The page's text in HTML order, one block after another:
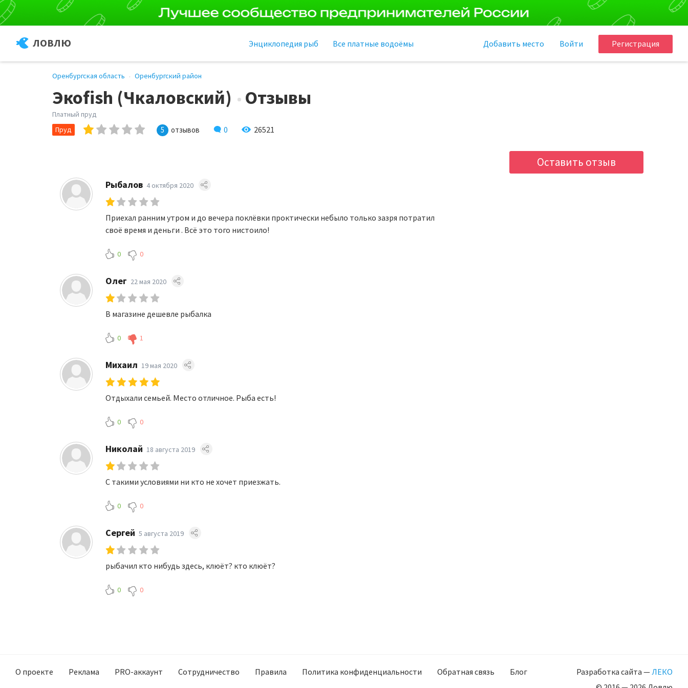
ЛОВЛЮ Регистрация
Войти
Добавить место
Энциклопедия рыб Все платные водоёмы
Оренбургская область Оренбургский район
Экоfish (Чкаловский) Отзывы
Платный пруд
Пруд
5 отзывов 0 26521
Рыбалов 4 октября 2020
Приехал ранним утром и до вечера поклёвки проктически небыло только зазря потратил
своё время и деньги . Всё это того нистоило!
0 0
Олег 22 мая 2020
В магазине дешевле рыбалка
0 1
Михаил 19 мая 2020
Отдыхали семьей. Место отличное. Рыба есть!
0 0
Николай 18 августа 2019
С такими условиями ни кто не хочет приезжать.
0 0
Сергей 5 августа 2019
рыбачил кто нибудь здесь, клюёт? кто клюёт?
0 0
Оставить отзыв
О проекте Реклама PRO-аккаунт Сотрудничество Правила Политика конфиденциальности Обратная связь Блог Разработка сайта —ЛЕКО